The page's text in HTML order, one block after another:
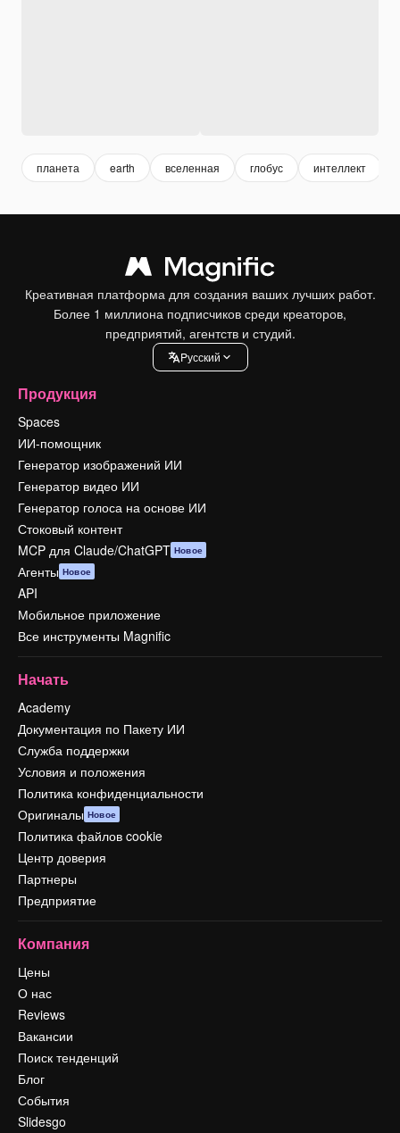
планета earth вселенная глобус интеллект
Креативная платформа для создания ваших лучших работ.
Более 1 миллиона подписчиков среди креаторов,
предприятий, агентств и студий.
Pусский
Продукция
Spaces
ИИ-помощник
Генератор изображений ИИ
Генератор видео ИИ
Генератор голоса на основе ИИ
Стоковый контент
MCP для Claude/ChatGPT Новое
Агенты Новое
API
Мобильное приложение
Все инструменты Magnific
Начать
Academy
Документация по Пакету ИИ
Служба поддержки
Условия и положения
Политика конфиденциальности
Оригиналы Новое
Политика файлов cookie
Центр доверия
Партнеры
Предприятие
Компания
Цены
О нас
Reviews
Вакансии
Поиск тенденций
Блог
События
Slidesgo